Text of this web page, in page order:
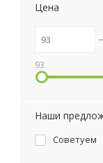
Цена
93
Наши
Советуем